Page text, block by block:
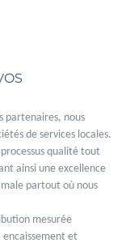
partenaires, nous
de services locales.
qualité tout
ainsi une excellence
partout où nous
mesurée
encaissement et